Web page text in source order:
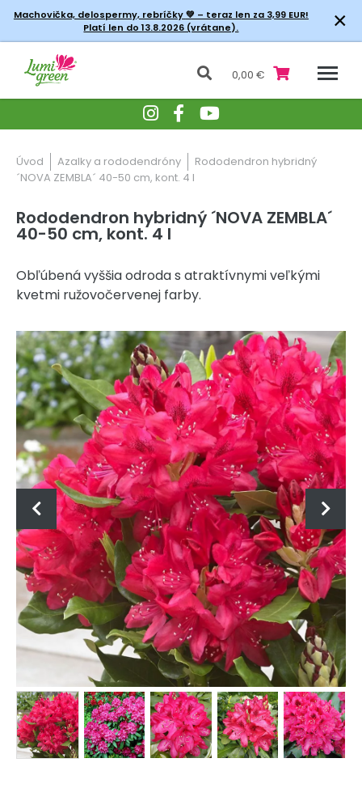
Machovička, delospermy, rebríčky💚 – teraz len za 3,99 EUR!
Platí len do 13.8.2026 (vrátane).
×
0,00 €
Úvod Azalky a rododendróny
Rododendron hybridný
´NOVA ZEMBLA´ 40-50 cm, kont. 4 l
Rododendron hybridný ´NOVA ZEMBLA´
40-50 cm, kont. 4 l
Obľúbená vyššia odroda s atraktívnymi veľkými
kvetmi ružovočervenej farby.